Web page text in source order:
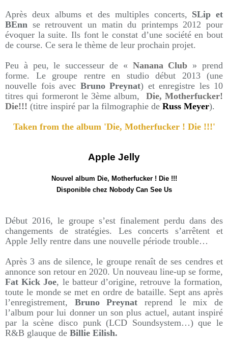
Après deux albums et des multiples concerts, SLip et
BEnn se retrouvent un matin du printemps 2012 pour
évoquer la suite. Ils font le constat d’une société en bout
de course. Ce sera le thème de leur prochain projet.
Peu à peu, le successeur de « Nanana Club » prend
forme. Le groupe rentre en studio début 2013 (une
nouvelle fois avec Bruno Preynat) et enregistre les 10
titres qui formeront le 3ème album,
Die, Motherfucker!
Die!!! (titre inspiré par la filmographie de Russ Meyer).
Taken from the album 'Die, Motherfucker ! Die !!!'
Apple Jelly
Nouvel album Die, Motherfucker ! Die !!!
Disponible chez Nobody Can See Us
Début 2016, le groupe s’est finalement perdu dans des
changements de stratégies. Les concerts s’arrêtent et
Apple Jelly rentre dans une nouvelle période trouble…
Après 3 ans de silence, le groupe renaît de ses cendres et
annonce son retour en 2020. Un nouveau line-up se forme,
Fat Kick Joe, le batteur d’origine, retrouve la formation,
toute le monde se met en ordre de bataille. Sept ans après
l’enregistrement, Bruno Preynat reprend le mix de
l’album pour lui donner un son plus actuel, autant inspiré
par la scène disco punk (LCD Soundsystem…) que le
R&B glauque de Billie Eilish.